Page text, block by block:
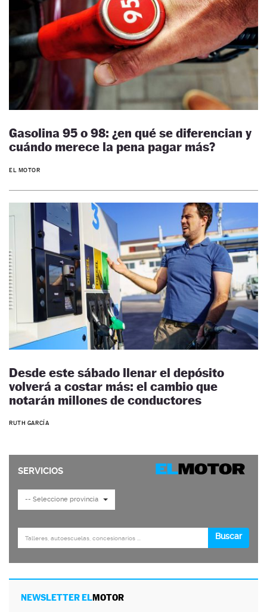
Gasolina 95 o 98: ¿en qué se diferencian y
cuándo merece la pena pagar más?
EL MOTOR
Desde este sábado llenar el depósito
volverá a costar más: el cambio que
notarán millones de conductores
RUTH GARCÍA
NEWSLETTER ELMOTOR